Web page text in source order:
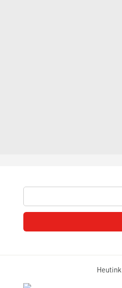
Heutink